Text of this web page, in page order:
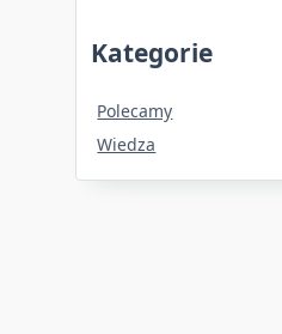
Kategorie
Polecamy
Wiedza